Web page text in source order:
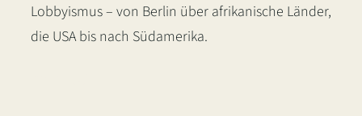
Lobbyismus – von Berlin über afrikanische Länder,
die USA bis nach Südamerika.